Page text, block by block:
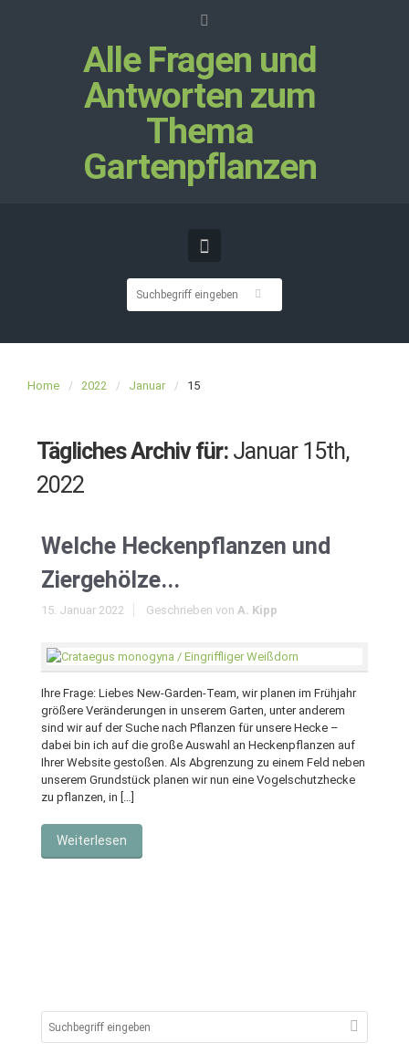
Alle Fragen und
Antworten zum
Thema
Gartenpflanzen
Home 2022 Januar 15
Tägliches Archiv für: Januar 15th,
2022
Welche Heckenpflanzen und
Ziergehölze...
15. Januar 2022 Geschrieben von A. Kipp
Ihre Frage: Liebes New-Garden-Team, wir planen im Frühjahr
größere Veränderungen in unserem Garten, unter anderem
sind wir auf der Suche nach Pflanzen für unsere Hecke –
dabei bin ich auf die große Auswahl an Heckenpflanzen auf
Ihrer Website gestoßen. Als Abgrenzung zu einem Feld neben
unserem Grundstück planen wir nun eine Vogelschutzhecke
zu pflanzen, in […]
Weiterlesen